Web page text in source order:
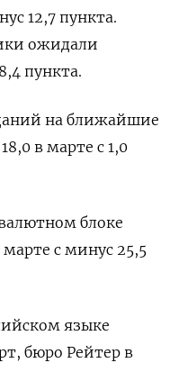
12,7 пункта.
ожидали
пункта.
на ближайшие
в марте с 1,0
блоке
с минус 25,5
языке
бюро Рейтер в